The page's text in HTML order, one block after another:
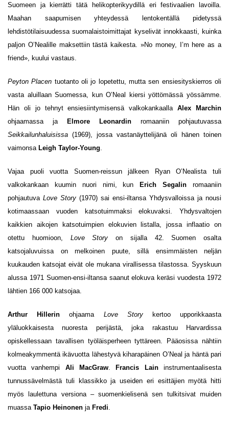
Suomeen ja kierrätti tätä helikopterikyydillä eri festivaalien lavoilla.
Maahan saapumisen yhteydessä lentokentällä pidetyssä
lehdistötilaisuudessa suomalaistoimittajat kyselivät innokkaasti, kuinka
paljon O’Nealille maksettiin tästä kaikesta. »No money, I’m here as a
friend», kuului vastaus.
Peyton Placen tuotanto oli jo lopetettu, mutta sen ensiesityskierros oli
vasta aluillaan Suomessa, kun O’Neal kiersi yöttömässä yössämme.
Hän oli jo tehnyt ensiesiintymisensä valkokankaallaAlex Marchin
ohjaamassa ja
Elmore Leonardin romaaniin pohjautuvassa
Seikkailunhaluisissa (1969), jossa vastanäyttelijänä oli hänen toinen
vaimonsa Leigh Taylor-Young
Vajaa puoli vuotta Suomen-reissun jälkeen Ryan O’Nealista tuli
valkokankaan kuumin nuori nimi, kun
Erich Segalin romaaniin
pohjautuva Love Story (1970) sai ensi-iltansa Yhdysvalloissa ja nousi
kotimaassaan vuoden katsotuimmaksi elokuvaksi. Yhdysvaltojen
kaikkien aikojen katsotuimpien elokuvien listalla, jossa inflaatio on
otettu huomioon, Love Story on sijalla 42. Suomen osalta
katsojaluvuissa on melkoinen puute, sillä ensimmäisten neljän
kuukauden katsojat eivät ole mukana virallisessa tilastossa. Syyskuun
alussa 1971 Suomen-ensi-iltansa saanut elokuva keräsi vuodesta 1972
lähtien 166 000 katsojaa.
Arthur Hillerin ohjaama Love Story
kertoo upporikkaasta
yläluokkaisesta nuoresta perijästä, joka rakastuu Harvardissa
opiskellessaan tavallisen työläisperheen tyttäreen. Pääosissa nähtiin
kolmeakymmentä ikävuotta lähestyvä kiharapäinen O’Neal ja häntä pari
vuotta vanhempi Ali MacGraw Francis Laininstrumentaalisesta
tunnussävelmästä tuli klassikko ja useiden eri esittäjien myötä hitti
myös laulettuna versiona – suomenkielisenä sen tulkitsivat muiden
muassa Tapio Heinonen ja Fredi